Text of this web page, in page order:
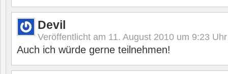
Devil
Veröffentlicht am 11. August 2010 um 9:23 Uhr
Auch ich würde gerne teilnehmen!